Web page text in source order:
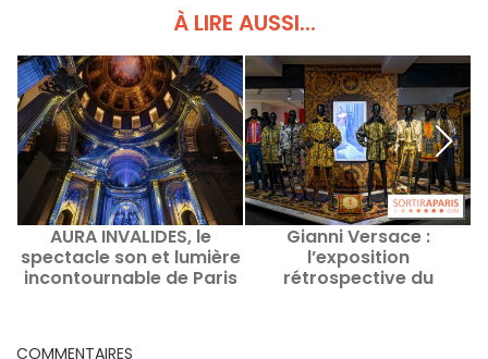
À LIRE AUSSI...
AURA INVALIDES, le
spectacle son et lumière
incontournable de Paris
Gianni Versace :
l’exposition
rétrospective du
COMMENTAIRES